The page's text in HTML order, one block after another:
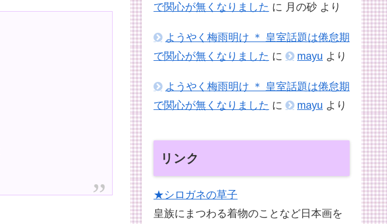
で関心が無くなりました に 月の砂 より
ようやく梅雨明け ＊ 皇室話題は倦怠期
で関心が無くなりました に mayu より
ようやく梅雨明け ＊ 皇室話題は倦怠期
で関心が無くなりました に mayu より
リンク
★シロガネの草子
皇族にまつわる着物のことなど日本画を